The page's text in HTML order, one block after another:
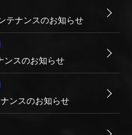
テナンスのお知らせ
スのお知らせ
ンスのお知らせ